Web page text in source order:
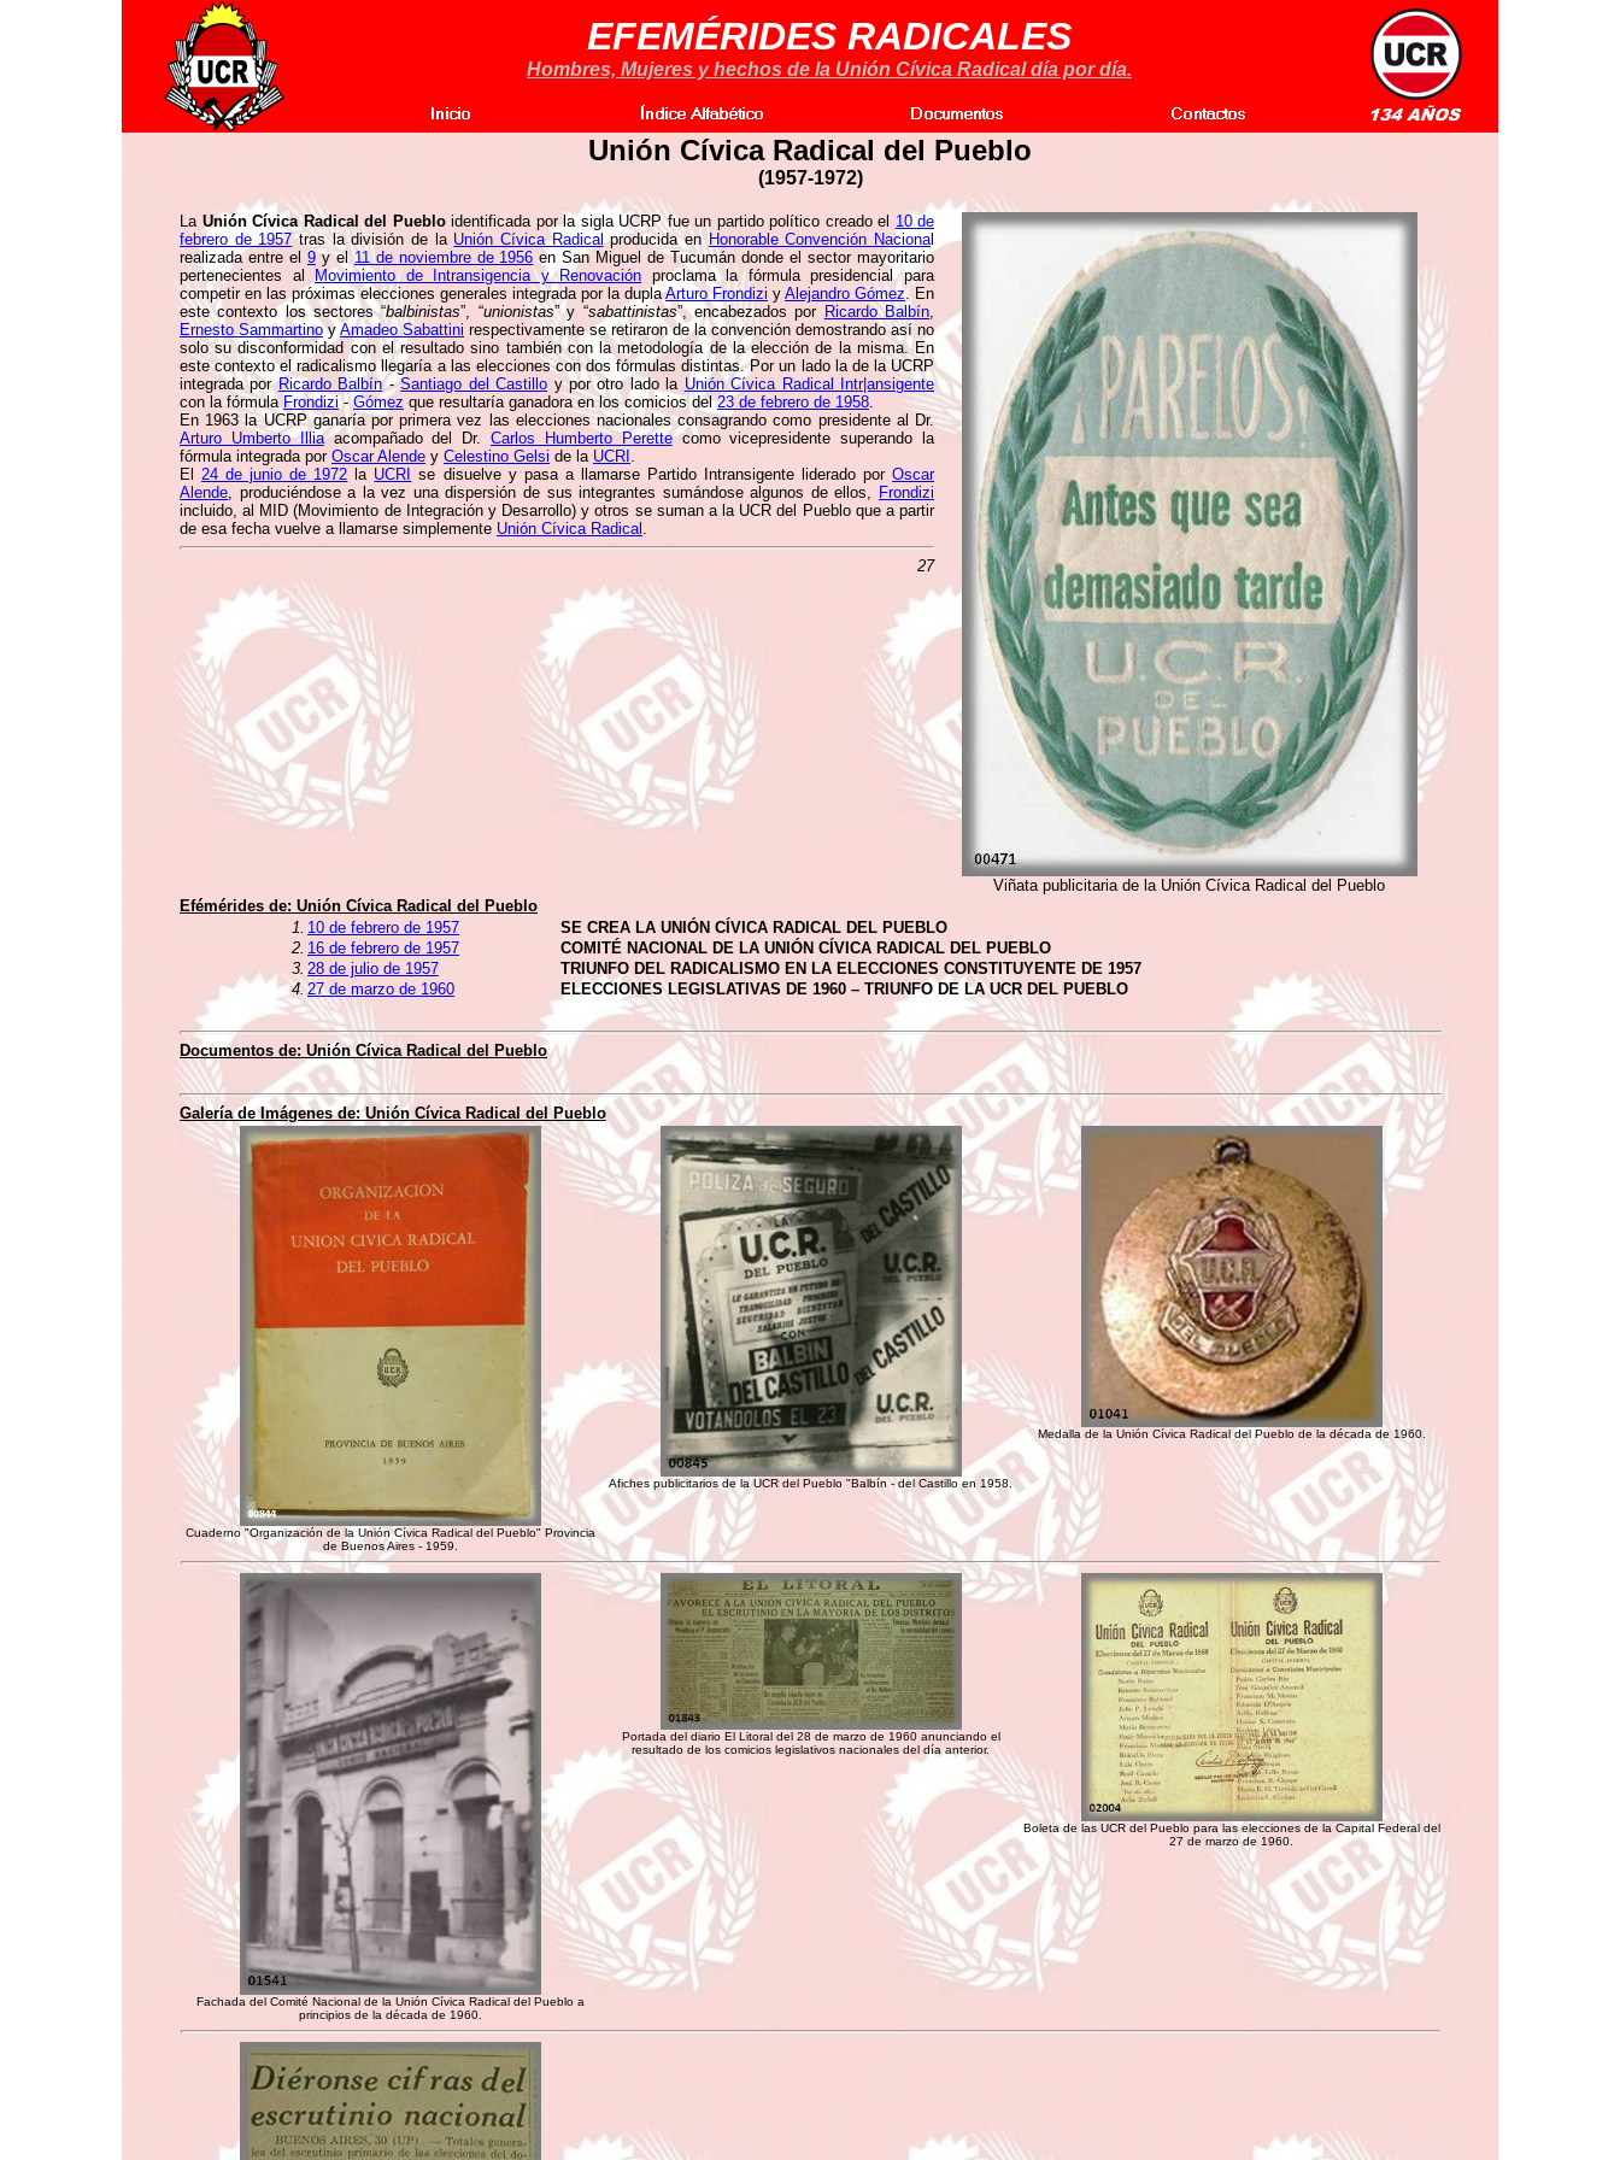
EFEMÉRIDES RADICALES
Hombres, Mujeres y hechos de la Unión Cívica Radical día por día.
Unión Cívica Radical del Pueblo
(1957-1972)
La Unión Cívica Radical del Puebloidentificada por la sigla UCRP fue un partido político creado el 10 de
febrero de 1957 tras la división de la Unión Cívica Radicalproducida en Honorable Convención Nacional
realizada entre el 9y el11 de noviembre de 1956 en San Miguel de Tucumán donde el sector mayoritario
pertenecientes al
Movimiento de Intransigencia y Renovación proclama la fórmula presidencial para
competir en las próximas elecciones generales integrada por la duplaArturo Frondizi y Alejandro Gómez. En
este contexto los sectores “balbinistas”, “unionistas” y “sabattinistas”, encabezados por Ricardo Balbín,
Ernesto Sammartinoy Amadeo Sabattini respectivamente se retiraron de la convención demostrando así no
solo su disconformidad con el resultado sino también con la metodología de la elección de la misma. En
este contexto el radicalismo llegaría a las elecciones con dos fórmulas distintas. Por un lado la de la UCRP
integrada porRicardo Balbín-Santiago del Castillo y por otro lado la Unión Cívica Radical Intr|ansigente
con la fórmula Frondizi -Gómez que resultaría ganadora en los comicios del23 de febrero de 1958.
En 1963 la UCRP ganaría por primera vez las elecciones nacionales consagrando como presidente al Dr.
Arturo Umberto Illiaacompañado del Dr.Carlos Humberto Perettecomo vicepresidente superando la
fórmula integrada por Oscar Alende y Celestino Gelsi de la UCRI .
El24 de junio de 1972 la UCRI se disuelve y pasa a llamarse Partido Intransigente liderado porOscar
Alende, produciéndose a la vez una dispersión de sus integrantes sumándose algunos de ellos, Frondizi
incluido, al MID (Movimiento de Integración y Desarrollo) y otros se suman a la UCR del Pueblo que a partir
de esa fecha vuelve a llamarse simplemente Unión Cívica Radical .
27
Viñata publicitaria de la Unión Cívica Radical del Pueblo
Efémérides de: Unión Cívica Radical del Pueblo
1. 10 de febrero de 1957
SE CREA LA UNIÓN CÍVICA RADICAL DEL PUEBLO
2. 16 de febrero de 1957
COMITÉ NACIONAL DE LA UNIÓN CÍVICA RADICAL DEL PUEBLO
3. 28 de julio de 1957
TRIUNFO DEL RADICALISMO EN LA ELECCIONES CONSTITUYENTE DE 1957
4. 27 de marzo de 1960 ELECCIONES LEGISLATIVAS DE 1960 – TRIUNFO DE LA UCR DEL PUEBLO
Documentos de: Unión Cívica Radical del Pueblo
Galería de Imágenes de:Unión Cívica Radical del Pueblo
Cuaderno "Organización de la Unión Cívica Radical del Pueblo" Provincia
de Buenos Aires - 1959.
Afiches publicitarios de la UCR del Pueblo "Balbín - del Castillo en 1958.
Medalla de la Unión Cívica Radical del Pueblo de la década de 1960.
Fachada del Comité Nacional de la Unión Cívica Radical del Pueblo a
principios de la década de 1960.
Portada del diario El Litoral del 28 de marzo de 1960 anunciando el
resultado de los comicios legislativos nacionales del día anterior.
Boleta de las UCR del Pueblo para las elecciones de la Capital Federal del
27 de marzo de 1960.